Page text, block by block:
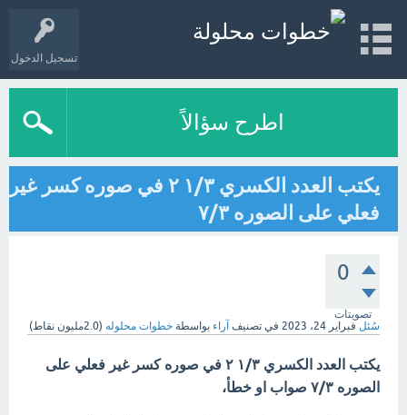
تسجيل الدخول
اطرح سؤالاً
يكتب العدد الكسري ١/٣ ٢ في صوره كسر غير
فعلي على الصوره ٧/٣
0
تصويتات
سُئل فبراير 24، 2023 في تصنيف آراء بواسطة خطوات محلوله (2.0مليون نقاط)
يكتب العدد الكسري ١/٣ ٢ في صوره كسر غير فعلي على
الصوره ٧/٣ صواب او خطأ،